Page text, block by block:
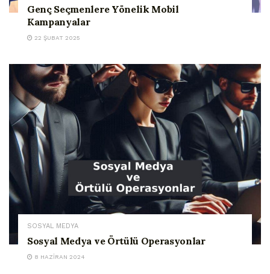
Genç Seçmenlere Yönelik Mobil
Kampanyalar
22 ŞUBAT 2025
SOSYAL MEDYA
Sosyal Medya ve Örtülü Operasyonlar
8 HAZIRAN 2024